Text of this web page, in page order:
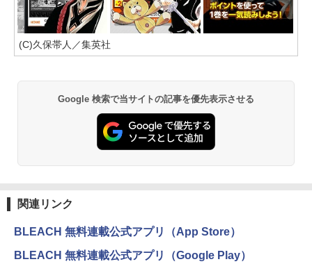
(C)久保帯人／集英社
Google 検索で当サイトの記事を優先表示させる
関連リンク
BLEACH 無料連載公式アプリ（App Store）
BLEACH 無料連載公式アプリ（Google Play）